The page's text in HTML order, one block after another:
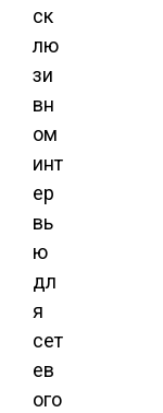
ск
лю
зи
вн
ом
инт
ер
вь
ю
дл
я
сет
ев
ого